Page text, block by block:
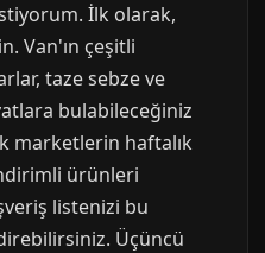
İlk olarak,
Van'ın çeşitli
taze sebze ve
bulabileceğiniz
marketlerin haftalık
ürünleri
listenizi bu
Üçüncü